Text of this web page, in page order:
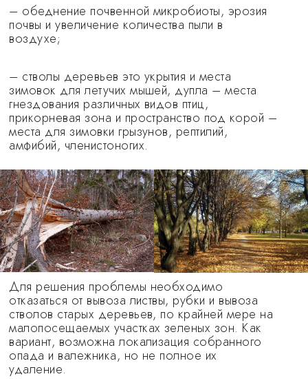
– обеднение почвенной микробиоты, эрозия
почвы и увеличение количества пыли в
воздухе;
– стволы деревьев это укрытия и места
зимовок для летучих мышей, дупла – места
гнездования различных видов птиц,
прикорневая зона и пространство под корой –
места для зимовки грызунов, рептилий,
амфибий, членистоногих.
Для решения проблемы необходимо
отказаться от вывоза листвы, рубки и вывоза
стволов старых деревьев, по крайней мере на
малопосещаемых участках зеленых зон. Как
вариант, возможна локализация собранного
опада и валежника, но не полное их
удаление.